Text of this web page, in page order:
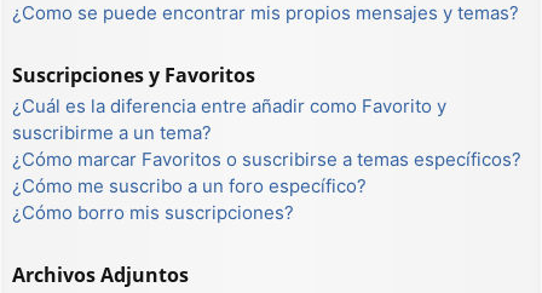
¿Como se puede encontrar mis propios mensajes y temas?
Suscripciones y Favoritos
¿Cuál es la diferencia entre añadir como Favorito y
suscribirme a un tema?
¿Cómo marcar Favoritos o suscribirse a temas específicos?
¿Cómo me suscribo a un foro específico?
¿Cómo borro mis suscripciones?
Archivos Adjuntos